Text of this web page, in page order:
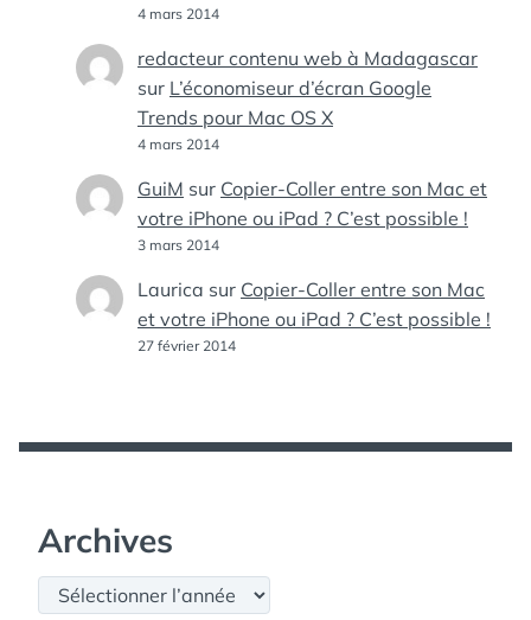
4 mars 2014
redacteur contenu web à Madagascar
sur L’économiseur d’écran Google
Trends pour Mac OS X
4 mars 2014
GuiM sur Copier-Coller entre son Mac et
votre iPhone ou iPad ? C’est possible !
3 mars 2014
Laurica sur Copier-Coller entre son Mac
et votre iPhone ou iPad ? C’est possible !
27 février 2014
Archives
Archives